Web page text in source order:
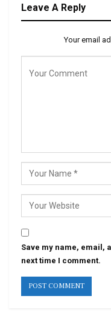
Leave A Reply
Your email
Save my name, email,
next time I comment.